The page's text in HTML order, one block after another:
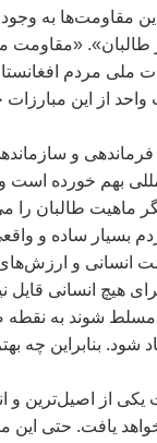
مقاومتها به
طالبان». «مقاومت
ملی مردم
واحد از این
و
بهم خورده است و
ماهیت طالبان را
بسیار ساده و
انسانی و ارزش
انسانی قایل
مسلط شوند به
بنابراین چه
یکی از اصیلترین و
یافت. حتی این